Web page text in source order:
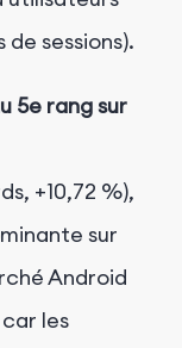
de sessions).
5e rang sur
+10,72 %),
sur
Android
les